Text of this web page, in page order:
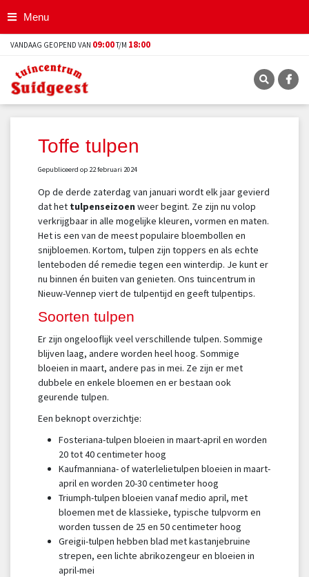
n
o
Menu
VANDAAG GEOPEND VAN 09:00T/M 18:00
Toffe tulpen
Gepubliceerd op 22 februari 2024
Op de derde zaterdag van januari wordt elk jaar gevierd
dat het tulpenseizoen weer begint. Ze zijn nu volop
verkrijgbaar in alle mogelijke kleuren, vormen en maten.
Het is een van de meest populaire bloembollen en
snijbloemen. Kortom, tulpen zijn toppers en als echte
lenteboden dé remedie tegen een winterdip. Je kunt er
nu binnen én buiten van genieten. Ons tuincentrum in
Nieuw-Vennep viert de tulpentijd en geeft tulpentips.
Soorten tulpen
Er zijn ongelooflijk veel verschillende tulpen. Sommige
blijven laag, andere worden heel hoog. Sommige
bloeien in maart, andere pas in mei. Ze zijn er met
dubbele en enkele bloemen en er bestaan ook
geurende tulpen.
Een beknopt overzichtje:
Fosteriana-tulpen bloeien in maart-april en worden
20 tot 40 centimeter hoog
Kaufmanniana- of waterlelietulpen bloeien in maart-
april en worden 20-30 centimeter hoog
Triumph-tulpen bloeien vanaf medio april, met
bloemen met de klassieke, typische tulpvorm en
worden tussen de 25 en 50 centimeter hoog
Greigii-tulpen hebben blad met kastanjebruine
strepen, een lichte abrikozengeur en bloeien in
april-mei